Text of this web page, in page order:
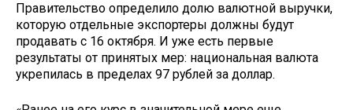
Правительство определило долю валютной выручки,
которую отдельные экспортеры должны будут
продавать с 16 октября. И уже есть первые
результаты от принятых мер: национальная валюта
укрепилась в пределах 97 рублей за доллар.